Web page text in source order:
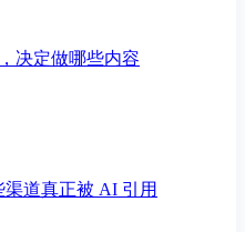
决定做哪些内容
道真正被 AI 引用